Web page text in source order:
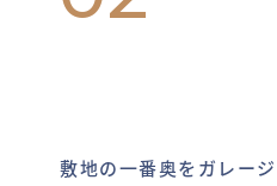
敷地の一番奥をガレー